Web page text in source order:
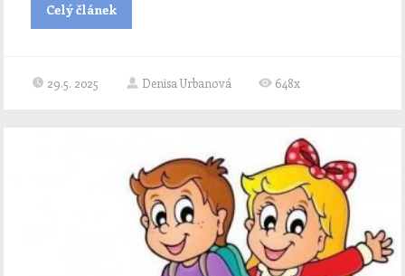
Celý článek
29.5. 2025 Denisa Urbanová 648x